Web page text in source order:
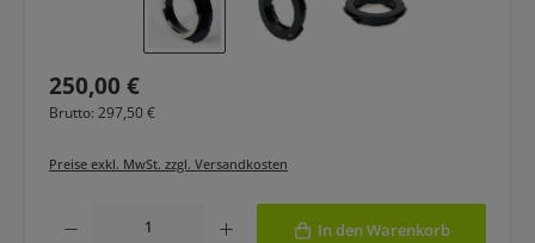
Regulärer Preis:
250,00 €
Brutto: 297,50 €
Preise exkl. MwSt. zzgl. Versandkosten
In den Warenkorb